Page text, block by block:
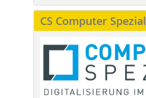
CS Computer Spezial